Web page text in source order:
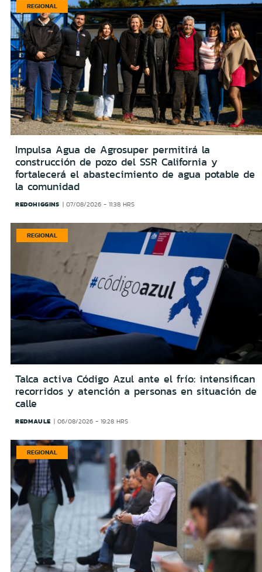
REGIONAL
Impulsa Agua de Agrosuper permitirá la
construcción de pozo del SSR California y
fortalecerá el abastecimiento de agua potable de
la comunidad
REDOHIGGINS 07/08/2026 - 11:38 HRS
REGIONAL
Talca activa Código Azul ante el frío: intensifican
recorridos y atención a personas en situación de
calle
REDMAULE 06/08/2026 - 19:28 HRS
REGIONAL